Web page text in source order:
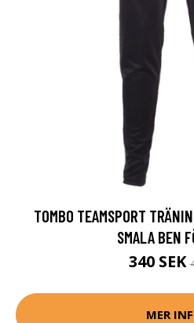
TOMBO TEAMSPORT
SMALA BEN
340 SEK
MER